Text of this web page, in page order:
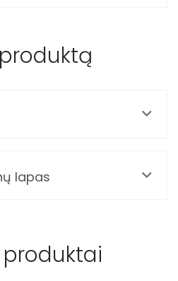
lapas
produktai